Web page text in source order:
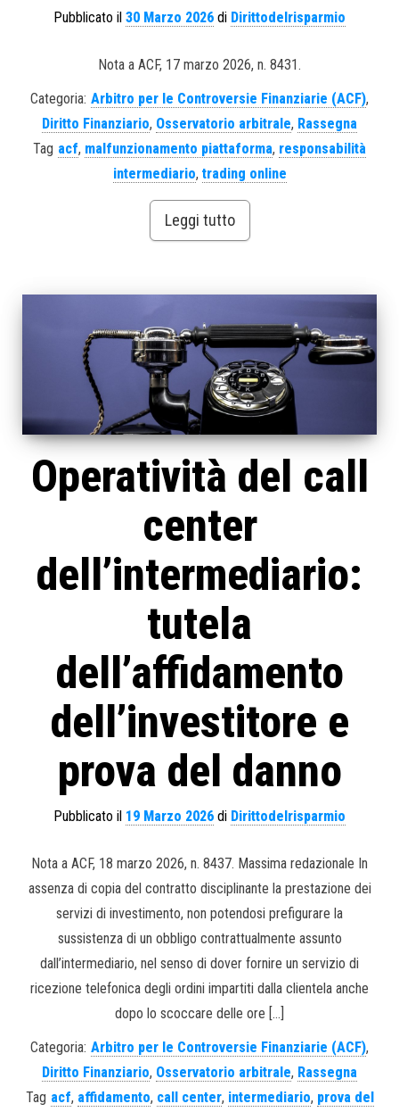
Pubblicato il 30 Marzo 2026 di Dirittodelrisparmio
Nota a ACF, 17 marzo 2026, n. 8431.
Categoria: Arbitro per le Controversie Finanziarie (ACF),
Diritto Finanziario, Osservatorio arbitrale, Rassegna
Tag acf, malfunzionamento piattaforma, responsabilità
intermediario, trading online
Leggi tutto
Operatività del call
center
dell’intermediario:
tutela
dell’affidamento
dell’investitore e
prova del danno
Pubblicato il 19 Marzo 2026 di Dirittodelrisparmio
Nota a ACF, 18 marzo 2026, n. 8437. Massima redazionale In
assenza di copia del contratto disciplinante la prestazione dei
servizi di investimento, non potendosi prefigurare la
sussistenza di un obbligo contrattualmente assunto
dall’intermediario, nel senso di dover fornire un servizio di
ricezione telefonica degli ordini impartiti dalla clientela anche
dopo lo scoccare delle ore […]
Categoria: Arbitro per le Controversie Finanziarie (ACF),
Diritto Finanziario, Osservatorio arbitrale, Rassegna
Tag acf, affidamento, call center, intermediario, prova del